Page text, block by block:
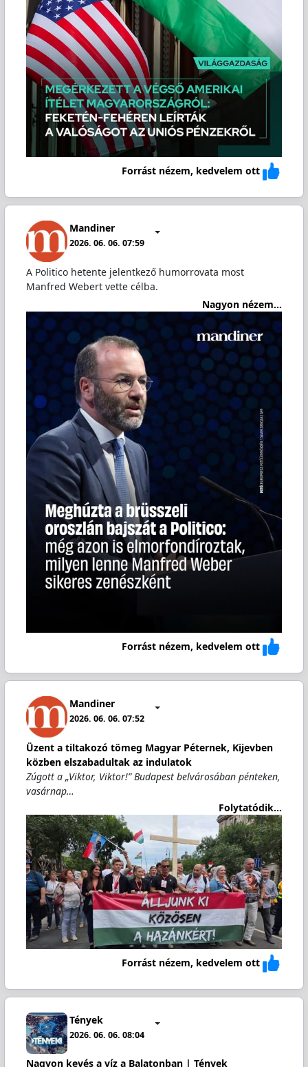
Forrást nézem, kedvelem ott
Mandiner
2026. 06. 06. 07:59
A Politico hetente jelentkező humorrovata most
Manfred Webert vette célba.
Nagyon nézem...
Forrást nézem, kedvelem ott
Mandiner
2026. 06. 06. 07:52
Üzent a tiltakozó tömeg Magyar Péternek, Kijevben
közben elszabadultak az indulatok
Zúgott a „Viktor, Viktor!” Budapest belvárosában pénteken,
vasárnap…
Folytatódik...
Forrást nézem, kedvelem ott
Tények
2026. 06. 06. 08:04
Nagyon kevés a víz a Balatonban | Tények